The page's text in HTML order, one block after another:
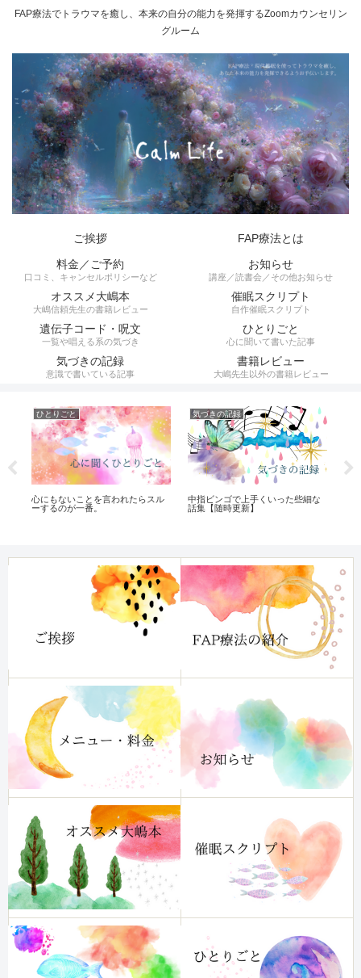
FAP療法でトラウマを癒し、本来の自分の能力を発揮するZoomカウンセリン
グルーム
ご挨拶
FAP療法とは
料金／ご予約
口コミ、キャンセルポリシーなど
お知らせ
講座／読書会／その他お知らせ
オススメ大嶋本
大嶋信頼先生の書籍レビュー
催眠スクリプト
自作催眠スクリプト
遺伝子コード・呪文
一覧や唱える系の気づき
ひとりごと
心に聞いて書いた記事
気づきの記録
意識で書いている記事
書籍レビュー
大嶋先生以外の書籍レビュー
ひとりごと
心にもないことを言われたらスル
ーするのが一番。
気づきの記録
中指ビンゴで上手くいった些細な
話集【随時更新】